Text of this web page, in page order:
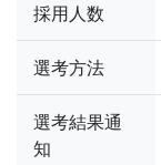
採用人数
選考方法
選考結果通
知